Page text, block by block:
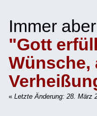
Immer
"Gott
Wünsche,
« Letzte Änderung: 28. März